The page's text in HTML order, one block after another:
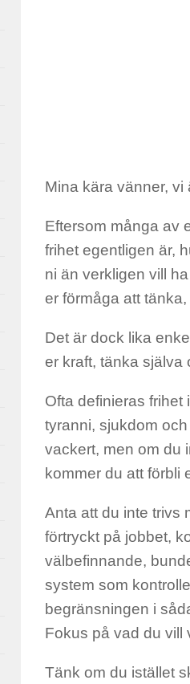
Mina kära vänner, vi
Eftersom många av
frihet egentligen är,
ni än verkligen vill
er förmåga att
Det är dock lika
er kraft, tänka själva
Ofta definieras frihet
tyranni, sjukdom
vackert, men om du
kommer du att förbli
Anta att du inte trivs
förtryckt på jobbet,
välbefinnande,
system som
begränsningen i
Fokus på vad du vill
Tänk om du istället